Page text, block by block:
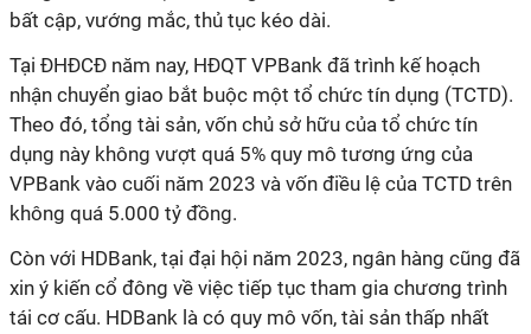
bất cập, vướng mắc, thủ tục kéo dài.
Tại ĐHĐCĐ năm nay, HĐQT VPBank đã trình kế hoạch
nhận chuyển giao bắt buộc một tổ chức tín dụng (TCTD).
Theo đó, tổng tài sản, vốn chủ sở hữu của tổ chức tín
dụng này không vượt quá 5% quy mô tương ứng của
VPBank vào cuối năm 2023 và vốn điều lệ của TCTD trên
không quá 5.000 tỷ đồng.
Còn với HDBank, tại đại hội năm 2023, ngân hàng cũng đã
xin ý kiến cổ đông về việc tiếp tục tham gia chương trình
tái cơ cấu. HDBank là có quy mô vốn, tài sản thấp nhất